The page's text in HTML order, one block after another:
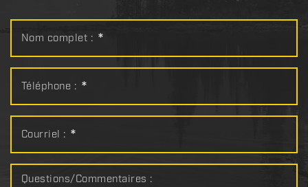
Nom complet : *
Téléphone : *
Courriel : *
Questions/Commentaires :